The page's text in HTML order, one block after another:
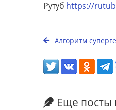
Рутуб https://
Алгоритм
Еще посты